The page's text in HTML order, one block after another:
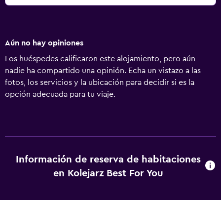
Aún no hay opiniones
Los huéspedes calificaron este alojamiento, pero aún
nadie ha compartido una opinión. Echa un vistazo a las
fotos, los servicios y la ubicación para decidir si es la
opción adecuada para tu viaje.
Información de reserva de habitaciones
en Kolejarz Best For You